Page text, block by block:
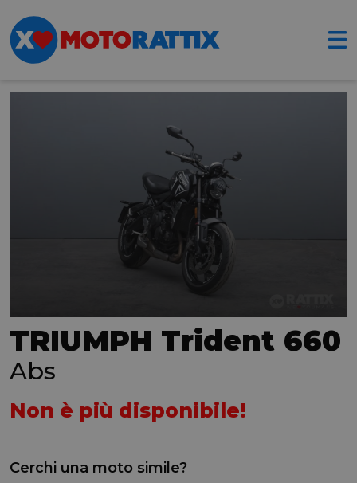
TRIUMPH Trident 660
Abs
Non è più disponibile!
Cerchi una moto simile?